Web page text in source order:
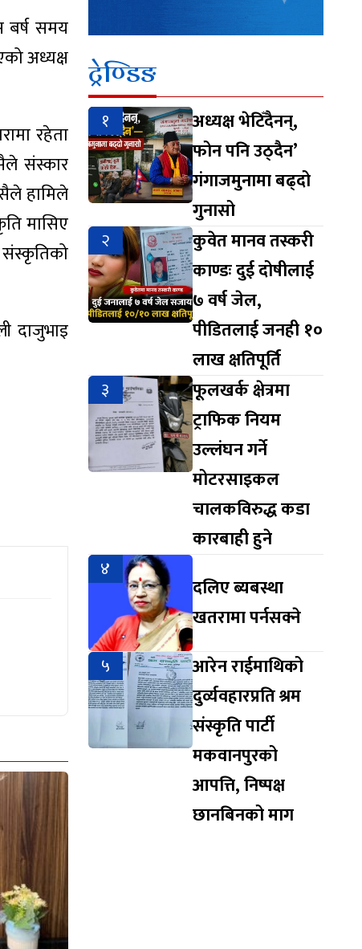
बर्ष समय
अध्यक्ष
रहेता
संस्कार
हामिले
मासिए
संस्कृतिको
दाजुभाइ
ट्रेण्डिङ
१
अध्यक्ष भेटिँदैनन्,
फोन पनि उठ्दैन’
गंगाजमुनामा बढ्दो
गुनासो
२
कुवेत मानव तस्करी
काण्डः दुई दोषीलाई
७ वर्ष जेल,
पीडितलाई जनही १०
लाख क्षतिपूर्ति
३
फूलखर्क क्षेत्रमा
ट्राफिक नियम
उल्लंघन गर्ने
मोटरसाइकल
चालकविरुद्ध कडा
कारबाही हुने
४
दलिए ब्यबस्था
खतरामा पर्नसक्ने
५
आरेन राईमाथिको
दुर्व्यवहारप्रति श्रम
संस्कृति पार्टी
मकवानपुरको
आपत्ति, निष्पक्ष
छानबिनको माग